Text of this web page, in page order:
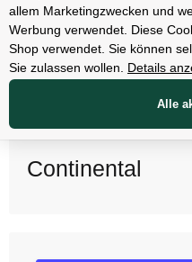
Continental
allem Marketingzwecken und
Werbung verwendet. Diese
Shop verwendet. Sie können
Sie zulassen wollen.
Details
Alle